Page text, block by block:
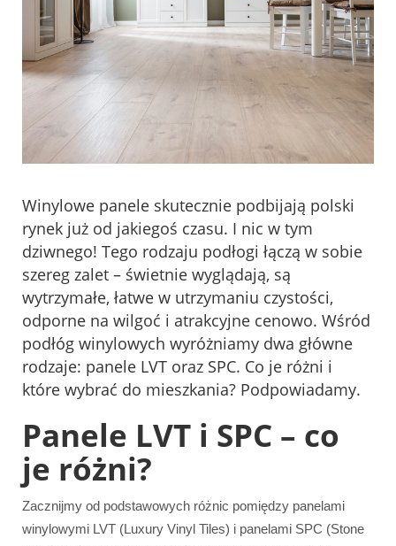
Winylowe panele skutecznie podbijają polski
rynek już od jakiegoś czasu. I nic w tym
dziwnego! Tego rodzaju podłogi łączą w sobie
szereg zalet – świetnie wyglądają, są
wytrzymałe, łatwe w utrzymaniu czystości,
odporne na wilgoć i atrakcyjne cenowo. Wśród
podłóg winylowych wyróżniamy dwa główne
rodzaje: panele LVT oraz SPC. Co je różni i
które wybrać do mieszkania? Podpowiadamy.
Panele LVT i SPC – co
je różni?
Zacznijmy od podstawowych różnic pomiędzy panelami
winylowymi LVT (Luxury Vinyl Tiles) i panelami SPC (Stone